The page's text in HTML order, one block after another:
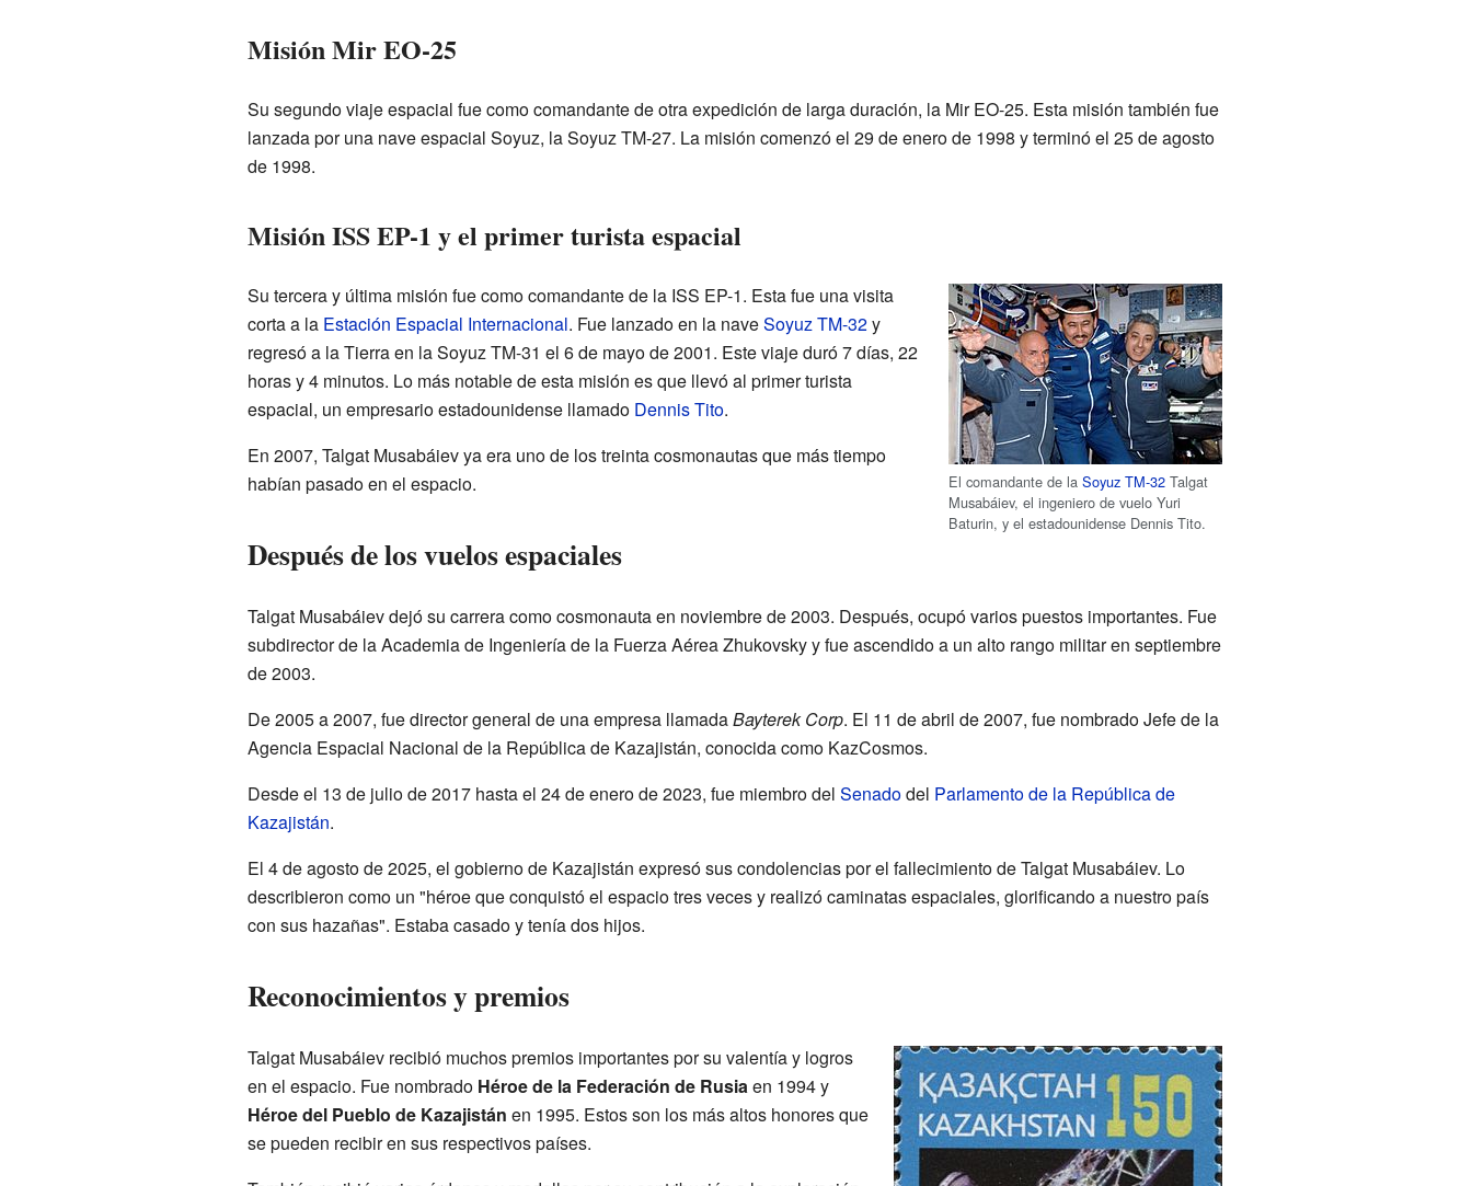
Misión Mir EO-25
Su segundo viaje espacial fue como comandante de otra expedición de larga duración, la Mir EO-25. Esta misión también fue
lanzada por una nave espacial Soyuz, la Soyuz TM-27. La misión comenzó el 29 de enero de 1998 y terminó el 25 de agosto
de 1998.
Misión ISS EP-1 y el primer turista espacial
El comandante de laSoyuz TM-32 Talgat
Musabáiev, el ingeniero de vuelo Yuri
Baturin, y el estadounidense Dennis Tito.
Su tercera y última misión fue como comandante de la ISS EP-1. Esta fue una visita
corta a la Estación Espacial Internacional. Fue lanzado en la naveSoyuz TM-32y
regresó a la Tierra en la Soyuz TM-31 el 6 de mayo de 2001. Este viaje duró 7 días, 22
horas y 4 minutos. Lo más notable de esta misión es que llevó al primer turista
espacial, un empresario estadounidense llamado Dennis Tito.
En 2007, Talgat Musabáiev ya era uno de los treinta cosmonautas que más tiempo
habían pasado en el espacio.
Después de los vuelos espaciales
Talgat Musabáiev dejó su carrera como cosmonauta en noviembre de 2003. Después, ocupó varios puestos importantes. Fue
subdirector de la Academia de Ingeniería de la Fuerza Aérea Zhukovsky y fue ascendido a un alto rango militar en septiembre
de 2003.
De 2005 a 2007, fue director general de una empresa llamadaBayterek Corp. El 11 de abril de 2007, fue nombrado Jefe de la
Agencia Espacial Nacional de la República de Kazajistán, conocida como KazCosmos.
Desde el 13 de julio de 2017 hasta el 24 de enero de 2023, fue miembro del Senadodel Parlamento de la República de
Kazajistán.
El 4 de agosto de 2025, el gobierno de Kazajistán expresó sus condolencias por el fallecimiento de Talgat Musabáiev. Lo
describieron como un "héroe que conquistó el espacio tres veces y realizó caminatas espaciales, glorificando a nuestro país
con sus hazañas". Estaba casado y tenía dos hijos.
Reconocimientos y premios
Talgat Musabáiev recibió muchos premios importantes por su valentía y logros
en el espacio. Fue nombrado Héroe de la Federación de Rusiaen 1994 y
Héroe del Pueblo de Kazajistán en 1995. Estos son los más altos honores que
se pueden recibir en sus respectivos países.